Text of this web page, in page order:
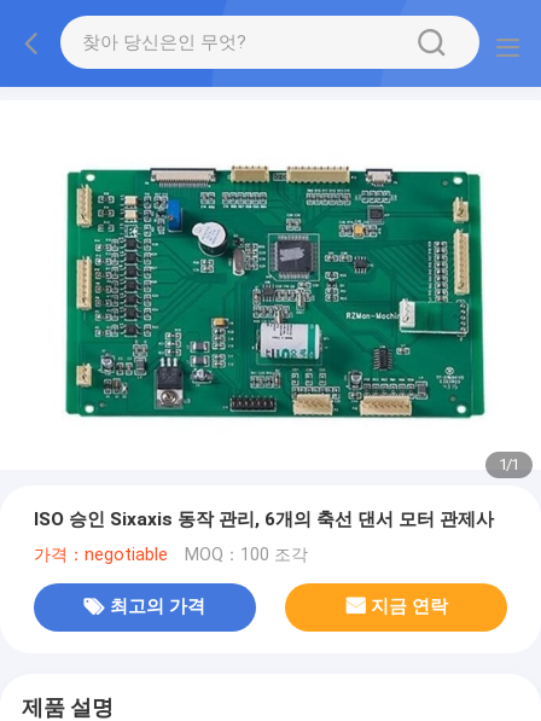
1/1
ISO 승인 Sixaxis 동작 관리, 6개의 축선 댄서 모터 관제사
가격：negotiable MOQ：100 조각
최고의 가격 지금 연락
제품 설명